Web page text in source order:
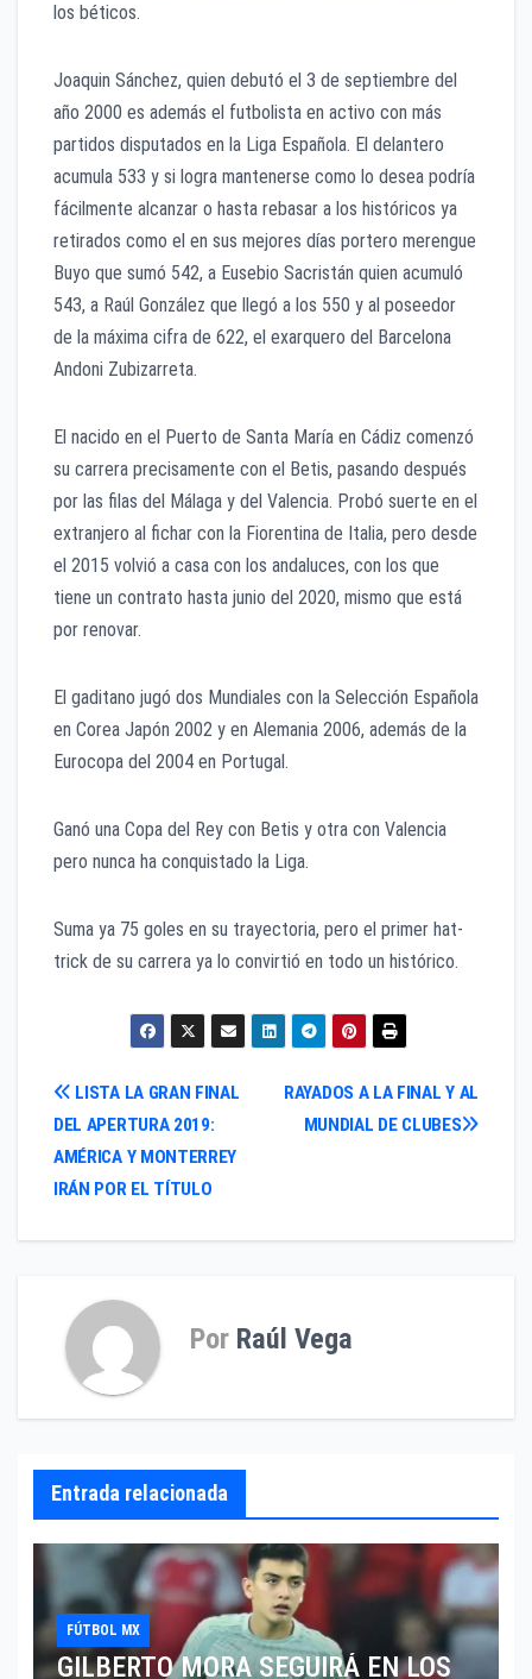
los béticos.
Joaquin Sánchez, quien debutó el 3 de septiembre del
año 2000 es además el futbolista en activo con más
partidos disputados en la Liga Española. El delantero
acumula 533 y si logra mantenerse como lo desea podría
fácilmente alcanzar o hasta rebasar a los históricos ya
retirados como el en sus mejores días portero merengue
Buyo que sumó 542, a Eusebio Sacristán quien acumuló
543, a Raúl González que llegó a los 550 y al poseedor
de la máxima cifra de 622, el exarquero del Barcelona
Andoni Zubizarreta.
El nacido en el Puerto de Santa María en Cádiz comenzó
su carrera precisamente con el Betis, pasando después
por las filas del Málaga y del Valencia. Probó suerte en el
extranjero al fichar con la Fiorentina de Italia, pero desde
el 2015 volvió a casa con los andaluces, con los que
tiene un contrato hasta junio del 2020, mismo que está
por renovar.
El gaditano jugó dos Mundiales con la Selección Española
en Corea Japón 2002 y en Alemania 2006, además de la
Eurocopa del 2004 en Portugal.
Ganó una Copa del Rey con Betis y otra con Valencia
pero nunca ha conquistado la Liga.
Suma ya 75 goles en su trayectoria, pero el primer hat-
trick de su carrera ya lo convirtió en todo un histórico.
Navegación
de
entradas
RAYADOS A LA FINAL Y AL
MUNDIAL DE CLUBES
LISTA LA GRAN FINAL
DEL APERTURA 2019:
AMÉRICA Y MONTERREY
IRÁN POR EL TÍTULO
Por Raúl Vega
Entrada relacionada
FÚTBOL MX
GILBERTO MORA SEGUIRÁ EN LOS